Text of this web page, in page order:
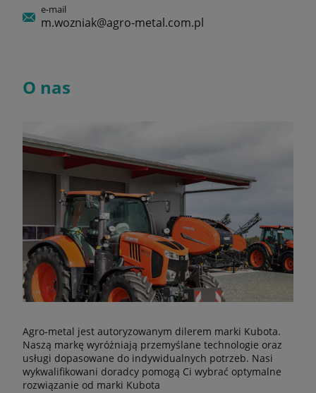
e-mail
m.wozniak@agro-metal.com.pl
O nas
Agro-metal jest autoryzowanym dilerem marki Kubota.
Naszą markę wyróżniają przemyślane technologie oraz
usługi dopasowane do indywidualnych potrzeb. Nasi
wykwalifikowani doradcy pomogą Ci wybrać optymalne
rozwiązanie od marki Kubota